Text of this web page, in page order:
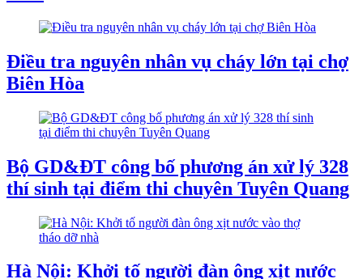
Điều tra nguyên nhân vụ cháy lớn tại chợ
Biên Hòa
Bộ GD&ĐT công bố phương án xử lý 328
thí sinh tại điểm thi chuyên Tuyên Quang
Hà Nội: Khởi tố người đàn ông xịt nước